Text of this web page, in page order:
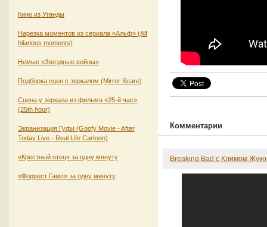
Кино из Уганды
Нарезка моментов из сериала «Альф» (Alf
hilarious moments)
Немые «Звездные войны»
Подборка сцен с зеркалом (Mirror Scare)
Сцена у зеркала из фильма «25-й час»
(25th hour)
Экранизация Гуфи (Goofy Movie - After
Today Live - Real Life Cartoon)
«Крестный отец» за одну минуту
«Форрест Гамп» за одну минуту
Комментарии
Breaking Bad с Климом